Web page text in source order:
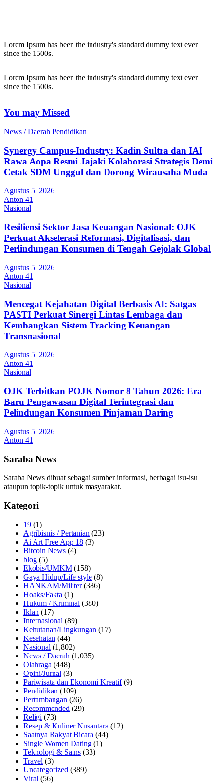
Lorem Ipsum has been the industry's standard dummy text ever
since the 1500s.
Lorem Ipsum has been the industry's standard dummy text ever
since the 1500s.
You may Missed
News / Daerah Pendidikan
Synergy Campus-Industry: Kadin Sultra dan IAI
Rawa Aopa Resmi Jajaki Kolaborasi Strategis Demi
Cetak SDM Unggul dan Dorong Wirausaha Muda
Agustus 5, 2026
Anton 41
Nasional
Resiliensi Sektor Jasa Keuangan Nasional: OJK
Perkuat Akselerasi Reformasi, Digitalisasi, dan
Perlindungan Konsumen di Tengah Gejolak Global
Agustus 5, 2026
Anton 41
Nasional
Mencegat Kejahatan Digital Berbasis AI: Satgas
PASTI Perkuat Sinergi Lintas Lembaga dan
Kembangkan Sistem Tracking Keuangan
Transnasional
Agustus 5, 2026
Anton 41
Nasional
OJK Terbitkan POJK Nomor 8 Tahun 2026: Era
Baru Pengawasan Digital Terintegrasi dan
Pelindungan Konsumen Pinjaman Daring
Agustus 5, 2026
Anton 41
Saraba News
Saraba News dibuat sebagai sumber informasi, berbagai isu-isu
ataupun topik-topik untuk masyarakat.
Kategori
19 (1)
Agribisnis / Pertanian (23)
Ai Art Free App 18 (3)
Bitcoin News (4)
blog (5)
Ekobis/UMKM (158)
Gaya Hidup/Life style (8)
HANKAM/Militer(386)
Hoaks/Fakta (1)
Hukum / Kriminal (380)
Iklan (17)
Internasional (89)
Kehutanan/Lingkungan (17)
Kesehatan (44)
Nasional (1,802)
News / Daerah (1,035)
Olahraga (448)
Opini/Jurnal (3)
Pariwisata dan Ekonomi Kreatif(9)
Pendidikan (109)
Pertambangan (26)
Recommended (29)
Religi (73)
Resep & Kuliner Nusantara (12)
Saatnya Rakyat Bicara (44)
Single Women Dating (1)
Teknologi & Sains (33)
Travel (3)
Uncategorized (389)
Viral (56)